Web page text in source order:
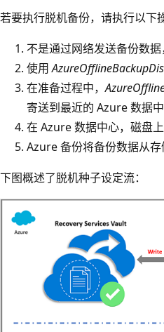
若要执行脱机备份，请执行以下
不是通过网络发送备份数
使用
在准备过程中，
寄送到最近的 Azure 数据
在 Azure 数据中心，磁盘
Azure 备份将备份数据从存
下图概述了脱机种子设定流：